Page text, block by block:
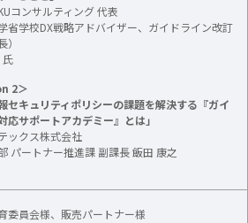
コンサルティング 代表
省学校DX戦略アドバイザー、ガイドライン改訂
氏
2＞
セキュリティポリシーの課題を解決する『ガイ
応サポートアカデミー』とは」
ックス株式会社
パートナー推進課 副課長 飯田 康之
委員会様、販売パートナー様